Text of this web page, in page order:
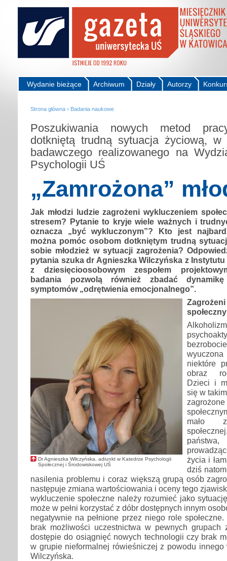
Autorzy
Działy
Archiwum
Wydanie bieżące
Strona główna › Badania naukowe
Poszukiwania nowych metod
dotkniętą trudną sytuacja życiową, w
badawczego realizowanego na
Psychologii UŚ
„Zamrożona”
Jak młodzi ludzie zagrożeni wykluczeniem
stresem? Pytanie to kryje wiele ważnych i
oznacza „być wykluczonym”? Kto jest
można pomóc osobom dotkniętym trudną
sobie młodzież w sytuacji zagrożenia?
pytania szuka dr Agnieszka Wilczyńska z
z dziesięcioosobowym zespołem
badania pozwolą również zbadać
symptomów „odrętwienia emocjonalnego”.
Dr Agnieszka Wilczyńska, adiunkt w Katedrze Psychologii
Społecznej i Środowiskowej UŚ
niektóre
obraz
Dzieci i
się w
mało
życia i
dziś
nasilenia problemu i coraz większą grupą osób
następuje zmiana wartościowania i oceny tego
wykluczenie społeczne należy rozumieć jako
może w pełni korzystać z dóbr dostępnych innym
negatywnie na pełnione przez niego role społeczne.
brak możliwości uczestnictwa w pewnych grupach
dostępie do osiągnięć nowych technologii czy brak
w grupie nieformalnej rówieśniczej z powodu
Wilczyńska.